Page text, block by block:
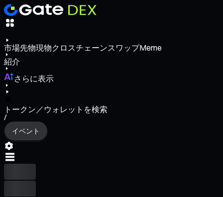
市場先物現物クロスチェーンスワップMeme
紹介
さらに表示
トークン／ウォレットを検索
/
イベント